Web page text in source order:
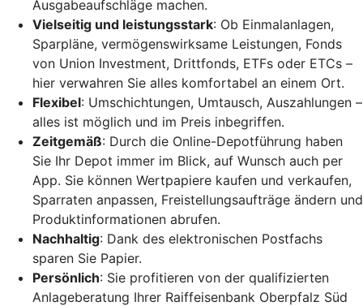
Ausgabeaufschläge machen.
Vielseitig und leistungsstark: Ob Einmalanlagen,
Sparpläne, vermögenswirksame Leistungen, Fonds
von Union Investment, Drittfonds, ETFs oder ETCs –
hier verwahren Sie alles komfortabel an einem Ort.
Flexibel: Umschichtungen, Umtausch, Auszahlungen –
alles ist möglich und im Preis inbegriffen.
Zeitgemäß: Durch die Online-Depotführung haben
Sie Ihr Depot immer im Blick, auf Wunsch auch per
App. Sie können Wertpapiere kaufen und verkaufen,
Sparraten anpassen, Freistellungsaufträge ändern und
Produktinformationen abrufen.
Nachhaltig: Dank des elektronischen Postfachs
sparen Sie Papier.
Persönlich: Sie profitieren von der qualifizierten
Anlageberatung Ihrer Raiffeisenbank Oberpfalz Süd